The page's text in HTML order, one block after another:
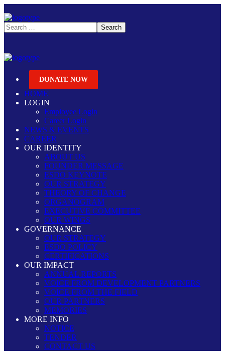
DONATE NOW
HOME
LOGIN
Employee Login
Career Login
NEWS & EVENTS
CAREER
OUR IDENTITY
ABOUT US
FOUNDER MESSAGE
ESDO KEYNOTE
OUR STRATEGY
THEORY OF CHANGE
ORGANOGRAM
EXECUTIVE COMMITTEE
OUR WINGS
GOVERNANCE
OUR STRATEGY
ESDO POLICY
CERTIFICATIONS
OUR IMPACT
ANNUAL REPORTS
VOICE FROM DEVELOPMENT PARTNERS
VOICE FROM THE FIELD
OUR PARTNERS
MEMORIES
MORE INFO
NOTICE
TENDER
CONTACT US